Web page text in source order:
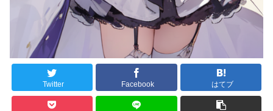
Twitter Facebook はてブ